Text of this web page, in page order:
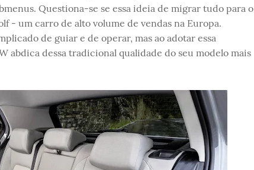
Questiona-se se essa ideia de migrar tudo para o
- um carro de alto volume de vendas na Europa.
de guiar e de operar, mas ao adotar essa
abdica dessa tradicional qualidade do seu modelo mais